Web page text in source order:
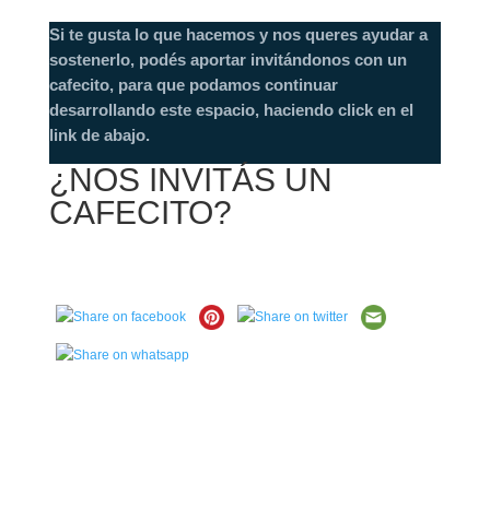
Si te gusta lo que hacemos y nos queres ayudar a
sostenerlo, podés aportar invitándonos con un
cafecito, para que podamos continuar
desarrollando este espacio, haciendo click en el
link de abajo.
¿NOS INVITÁS UN
CAFECITO?